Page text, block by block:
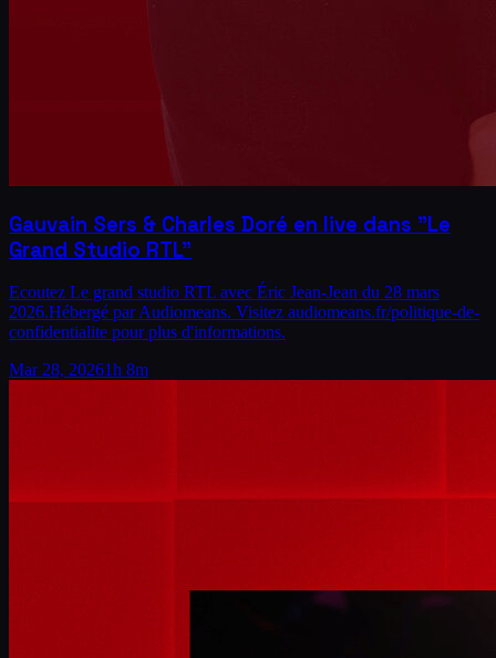
Gauvain Sers & Charles Doré en live dans "Le
Grand Studio RTL"
Ecoutez Le grand studio RTL avec Éric Jean-Jean du 28 mars
2026.Hébergé par Audiomeans. Visitez audiomeans.fr/politique-de-
confidentialite pour plus d'informations.
Mar 28, 20261h 8m